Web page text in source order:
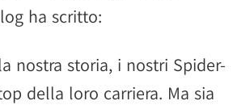
ha scritto:
nostra storia, i nostri Spider-
della loro carriera. Ma sia